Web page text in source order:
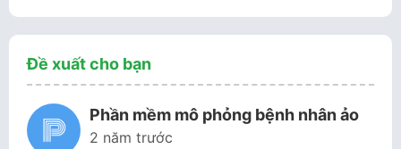
Đề xuất cho bạn
Phần mềm mô phỏng bệnh nhân ảo
2 năm trước